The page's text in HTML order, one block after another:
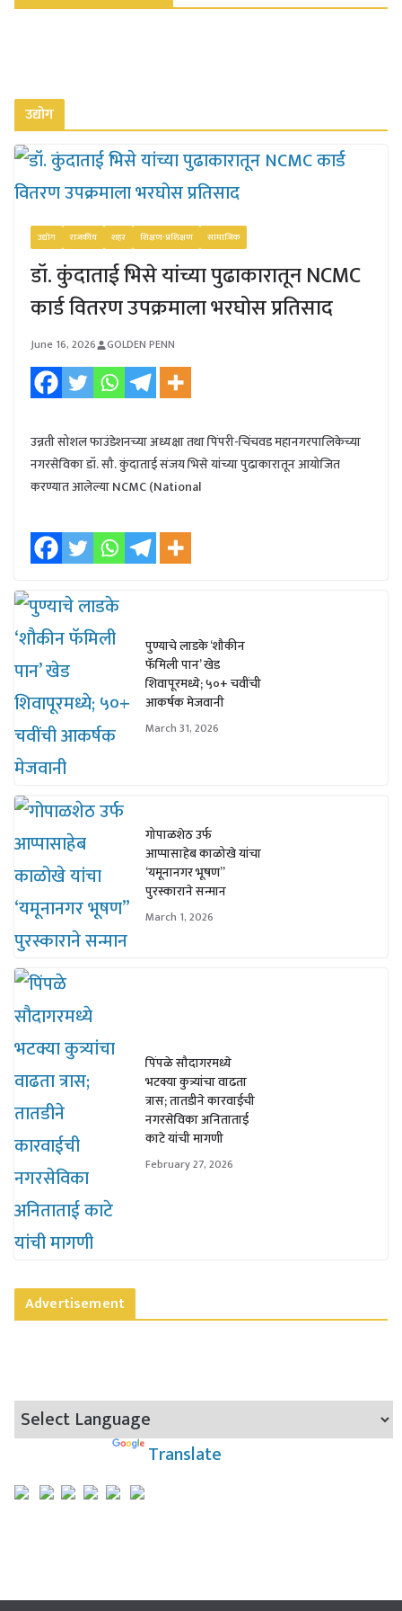
उद्योग
उद्योग राजकीय शहर शिक्षण-प्रशिक्षण सामाजिक
डॉ. कुंदाताई भिसे यांच्या पुढाकारातून NCMC
कार्ड वितरण उपक्रमाला भरघोस प्रतिसाद
June 16, 2026 GOLDEN PENN
उन्नती सोशल फाउंडेशनच्या अध्यक्षा तथा पिंपरी-चिंचवड महानगरपालिकेच्या
नगरसेविका डॉ. सौ. कुंदाताई संजय भिसे यांच्या पुढाकारातून आयोजित
करण्यात आलेल्या NCMC (National
पुण्याचे लाडके ‘शौकीन
फॅमिली पान’ खेड
शिवापूरमध्ये; ५०+ चवींची
आकर्षक मेजवानी
March 31, 2026
गोपाळशेठ उर्फ
आप्पासाहेब काळोखे यांचा
‘यमूनानगर भूषण”
पुरस्काराने सन्मान
March 1, 2026
पिंपळे सौदागरमध्ये
भटक्या कुत्र्यांचा वाढता
त्रास; तातडीने कारवाईची
नगरसेविका अनिताताई
काटे यांची मागणी
February 27, 2026
Advertisement
Translate